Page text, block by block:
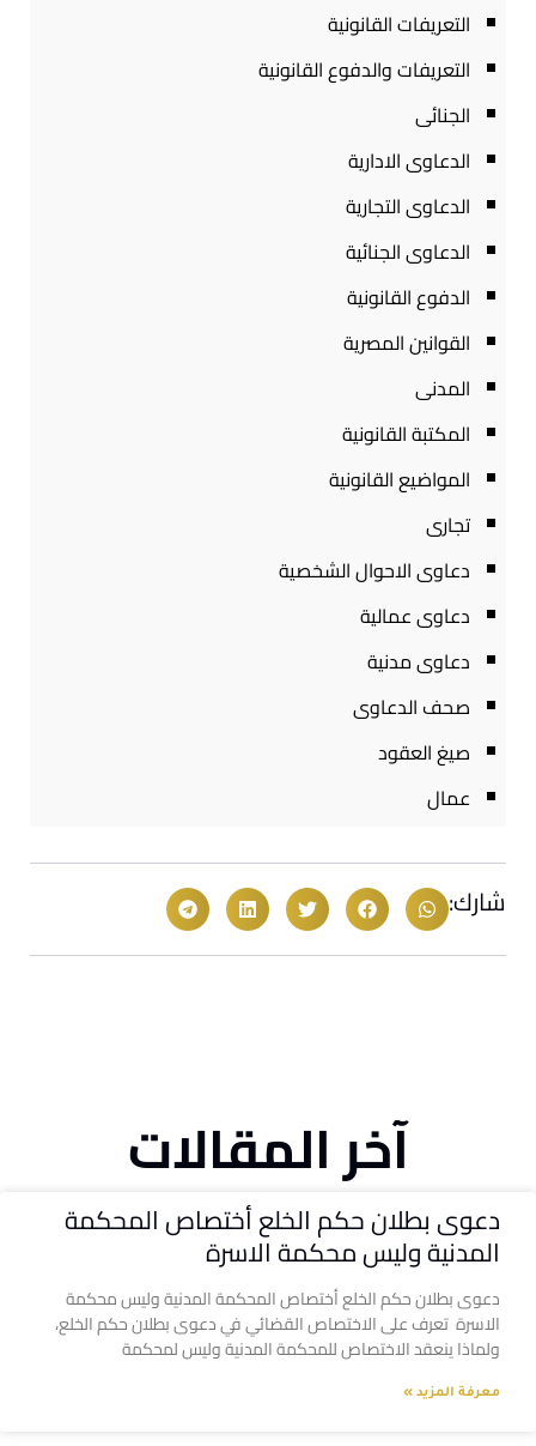
التعريفات القانونية
التعريفات والدفوع القانونية
الجنائى
الدعاوى الادارية
الدعاوى التجارية
الدعاوى الجنائية
الدفوع القانونية
القوانين المصرية
المدنى
المكتبة القانونية
المواضيع القانونية
تجارى
دعاوى الاحوال الشخصية
دعاوى عمالية
دعاوى مدنية
صحف الدعاوى
صيغ العقود
عمال
شارك:
آخر المقالات
دعوى بطلان حكم الخلع أختصاص المحكمة
المدنية وليس محكمة الاسرة
دعوى بطلان حكم الخلع أختصاص المحكمة المدنية وليس محكمة
الاسرة تعرف على الاختصاص القضائي في دعوى بطلان حكم الخلع،
ولماذا ينعقد الاختصاص للمحكمة المدنية وليس لمحكمة
معرفة المزيد »